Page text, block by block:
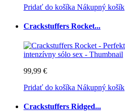
Pridať do košíka Nákupný košík
Crackstuffers Rocket...
99,99 €
Pridať do košíka Nákupný košík
Crackstuffers Ridged...